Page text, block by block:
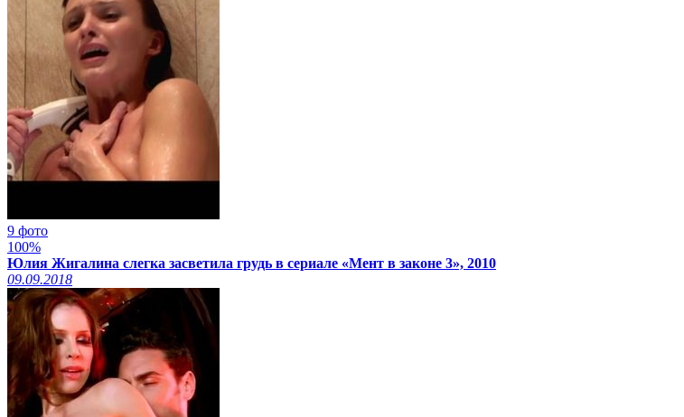
9 фото
100%
Юлия Жигалина слегка засветила грудь в сериале «Мент в законе 3», 2010
09.09.2018